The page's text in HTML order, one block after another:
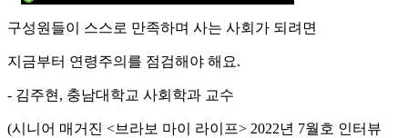
구성원들이 스스로 만족하며 사는 사회가 되려면
지금부터 연령주의를 점검해야 해요.
- 김주현, 충남대학교 사회학과 교수
(시니어 매거진 <브라보 마이 라이프> 2022년 7월호 인터뷰